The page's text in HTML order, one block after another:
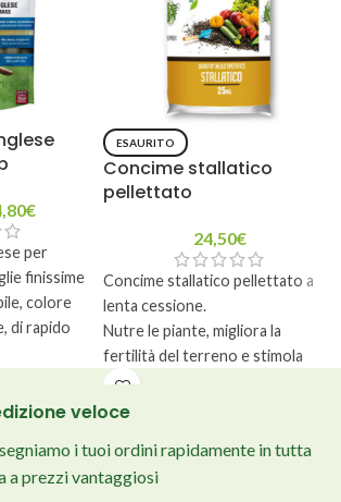
€
per
finissime
colore
di rapido
ESAURITO
Concime stallatico
pellettato
24,50€
Concime stallatico pellettato a
lenta cessione.
Nutre le piante, migliora la
fertilità del terreno e stimola
l’attività radicale.
Per ogni ordine è possibile
concime stallatico in pellet.
Se necessiti maggiori quantità
veloce
i tuoi ordini rapidamente in tutta
a prezzi vantaggiosi